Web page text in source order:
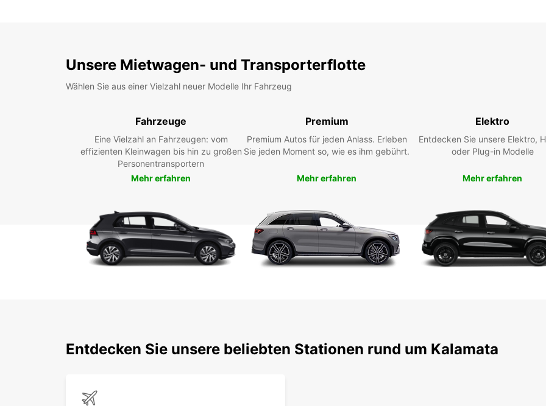
Unsere Mietwagen- und Transporterflotte
Wählen Sie aus einer Vielzahl neuer Modelle Ihr Fahrzeug
Fahrzeuge
Eine Vielzahl an Fahrzeugen: vom
effizienten Kleinwagen bis hin zu großen
Personentransportern
Mehr erfahren
Premium
Premium Autos für jeden Anlass. Erleben
Sie jeden Moment so, wie es ihm gebührt.
Mehr erfahren
Elektro
Entdecken Sie unsere Elektro,
oder Plug-in Modelle
Mehr erfahren
Entdecken Sie unsere beliebten Stationen rund um Kalamata